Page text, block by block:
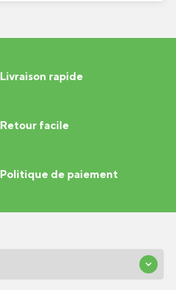
Livraison rapide
Retour facile
Politique de paiement